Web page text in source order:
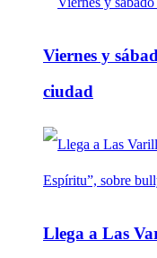
Viernes y
ciudad
Llega a Las